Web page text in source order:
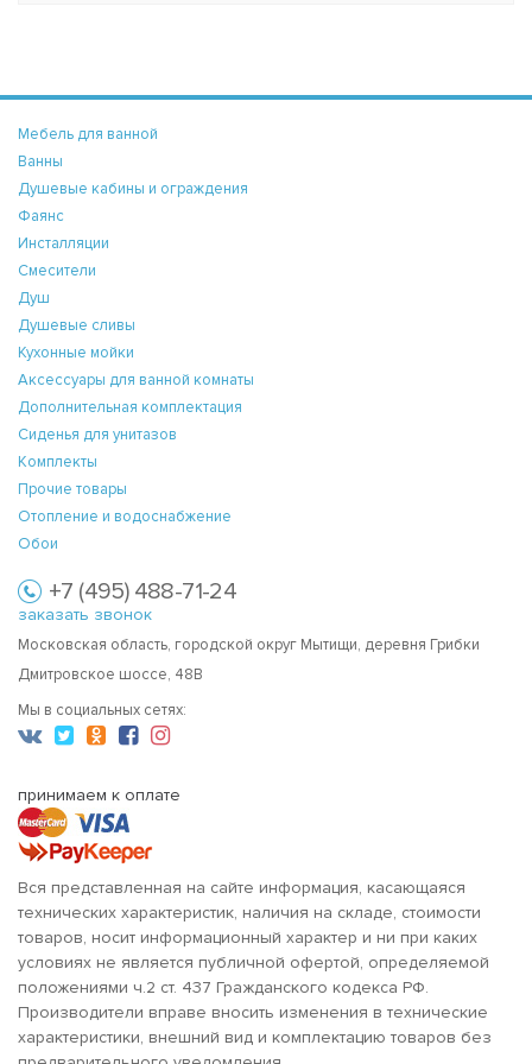
Мебель для ванной
Ванны
Душевые кабины и ограждения
Фаянс
Инсталляции
Смесители
Душ
Душевые сливы
Кухонные мойки
Аксессуары для ванной комнаты
Дополнительная комплектация
Сиденья для унитазов
Комплекты
Прочие товары
Отопление и водоснабжение
Обои
+7 (495) 488-71-24
заказать звонок
Московская область, городской округ Мытищи, деревня Грибки
Дмитровское шоссе, 48В
Мы в социальных сетях:
принимаем к оплате
Вся представленная на сайте информация, касающаяся
технических характеристик, наличия на складе, стоимости
товаров, носит информационный характер и ни при каких
условиях не является публичной офертой, определяемой
положениями ч.2 ст. 437 Гражданского кодекса РФ.
Производители вправе вносить изменения в технические
характеристики, внешний вид и комплектацию товаров без